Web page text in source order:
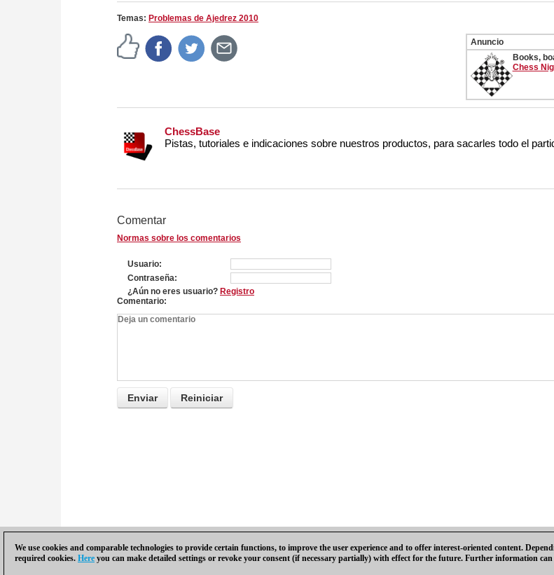
Temas: Problemas de Ajedrez 2010
Anuncio
Books,
Chess
ChessBase
Pistas, tutoriales e indicaciones sobre nuestros productos, para sacarles todo el
Comentar
Normas sobre los comentarios
Usuario
Contraseña
¿Aún no eres usuario? Registro
Comentario
We use cookies and comparable technologies to provide certain functions, to improve the user experience and to offer interest-oriented content.
required cookies. Here you can make detailed settings or revoke your consent (if necessary partially) with effect for the future. Further information